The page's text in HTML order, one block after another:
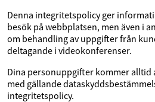
Denna integritetspolicy ger
besök på webbplatsen, men även i
om behandling av uppgifter från
deltagande i videokonferenser.
Dina personuppgifter kommer alltid
med gällande
integritetspolicy.